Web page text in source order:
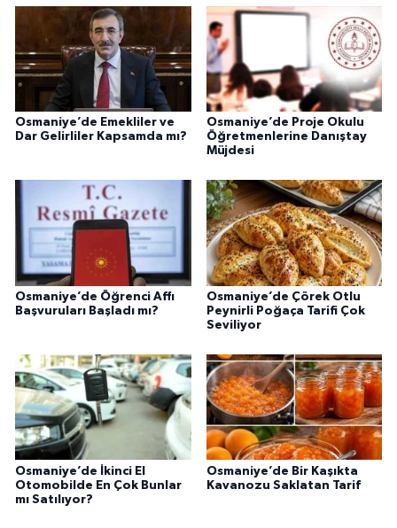
Osmaniye’de Emekliler ve
Dar Gelirliler Kapsamda mı?
Osmaniye’de Proje Okulu
Öğretmenlerine Danıştay
Müjdesi
Osmaniye’de Öğrenci Affı
Başvuruları Başladı mı?
Osmaniye’de Çörek Otlu
Peynirli Poğaça Tarifi Çok
Seviliyor
Osmaniye’de İkinci El
Otomobilde En Çok Bunlar
mı Satılıyor?
Osmaniye’de Bir Kaşıkta
Kavanozu Saklatan Tarif